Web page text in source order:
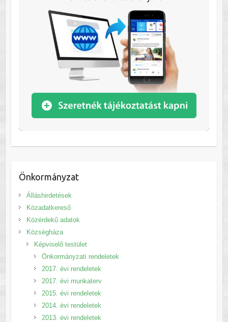
Önkormányzat
Álláshirdetések
Közadatkereső
Közérdekű adatok
Községháza
Képviselő testület
Önkormányzati rendeletek
2017. évi rendeletek
2017. évi munkaterv
2015. évi rendeletek
2014. évi rendeletek
2013. évi rendeletek